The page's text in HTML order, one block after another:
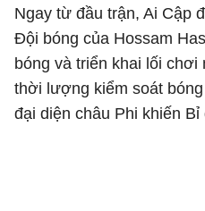
Ngay từ đầu trận, Ai Cập
Đội bóng của Hossam
bóng và triển khai lối
thời lượng kiểm soát
đại diện châu Phi khiến